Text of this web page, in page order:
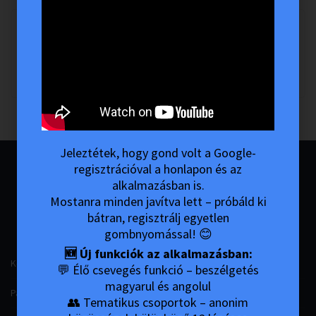
ALKOHOLISTÁK
Könyvek (hun)
Pamfletek (hun)
DROGFÜGGŐK
12 Lépés 12 Hagyomány
N.A. Videók
Jeleztétek, hogy gond volt a Google-
regisztrációval a honlapon és az
alkalmazásban is.
Mostanra minden javítva lett – próbáld ki
bátran, regisztrálj egyetlen
gombnyomással! 😊
🆕 Új funkciók az alkalmazásban:
💬 Élő csevegés funkció – beszélgetés
magyarul és angolul
👥 Tematikus csoportok – anonim